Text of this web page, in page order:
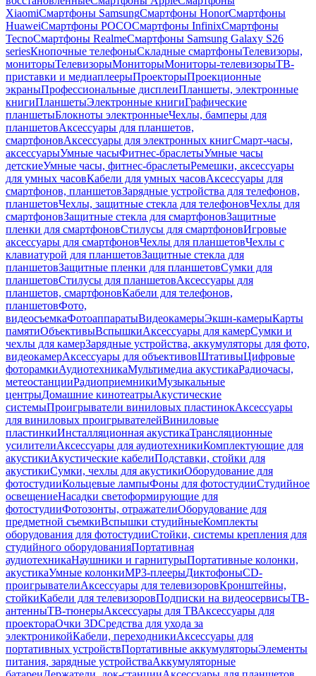
XiaomiСмартфоны SamsungСмартфоны HonorСмартфоны
HuaweiСмартфоны POCOСмартфоны InfinixСмартфоны
TecnoСмартфоны RealmeСмартфоны Samsung Galaxy S26
seriesКнопочные телефоныСкладные смартфоныТелевизоры,
мониторыТелевизорыМониторыМониторы-телевизорыТВ-
приставки и медиаплеерыПроекторыПроекционные
экраныПрофессиональные дисплеиПланшеты, электронные
книгиПланшетыЭлектронные книгиГрафические
планшетыБлокноты электронныеЧехлы, бамперы для
планшетовАксессуары для планшетов,
смартфоновАксессуары для электронных книгСмарт-часы,
аксессуарыУмные часыФитнес-браслетыУмные часы
детскиеУмные часы, фитнес-браслетыРемешки, аксессуары
для умных часовКабели для умных часовАксессуары для
смартфонов, планшетовЗарядные устройства для телефонов,
планшетовЧехлы, защитные стекла для телефоновЧехлы для
смартфоновЗащитные стекла для смартфоновЗащитные
пленки для смартфоновСтилусы для смартфоновИгровые
аксессуары для смартфоновЧехлы для планшетовЧехлы с
клавиатурой для планшетовЗащитные стекла для
планшетовЗащитные пленки для планшетовСумки для
планшетовСтилусы для планшетовАксессуары для
планшетов, смартфоновКабели для телефонов,
планшетовФото,
видеосъемкаФотоаппаратыВидеокамерыЭкшн-камерыКарты
памятиОбъективыВспышкиАксессуары для камерСумки и
чехлы для камерЗарядные устройства, аккумуляторы для фото,
видеокамерАксессуары для объективовШтативыЦифровые
фоторамкиАудиотехникаМультимедиа акустикаРадиочасы,
метеостанцииРадиоприемникиМузыкальные
центрыДомашние кинотеатрыАкустические
системыПроигрыватели виниловых пластинокАксессуары
для виниловых проигрывателейВиниловые
пластинкиИнсталляционная акустикаТрансляционные
усилителиАксессуары для аудиотехникиКомплектующие для
акустикиАкустические кабелиПодставки, стойки для
акустикиСумки, чехлы для акустикиОборудование для
фотостудииКольцевые лампыФоны для фотостудииСтудийное
освещениеНасадки светоформирующие для
фотостудииФотозонты, отражателиОборудование для
предметной съемкиВспышки студийныеКомплекты
оборудования для фотостудииСтойки, системы крепления для
студийного оборудованияПортативная
аудиотехникаНаушники и гарнитурыПортативные колонки,
акустикаУмные колонкиMP3-плеерыДиктофоныCD-
проигрывателиАксессуары для телевизоровКронштейны,
стойкиКабели для телевизоровПодписки на видеосервисыТВ-
антенныТВ-тюнерыАксессуары для ТВАксессуары для
проектораОчки 3DСредства для ухода за
электроникойКабели, переходникиАксессуары для
портативных устройствПортативные аккумуляторыЭлементы
питания, зарядные устройстваАккумуляторные